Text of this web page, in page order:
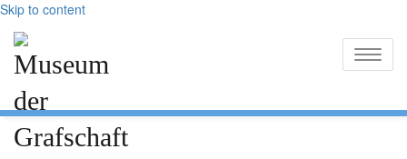
Skip to content
Toggle